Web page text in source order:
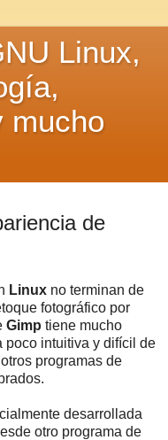
Linux,
mucho
de
Linux no terminan de
fotográfico por
Gimp tiene mucho
poco intuitiva y difícil de
programas de
desarrollada
otro programa de